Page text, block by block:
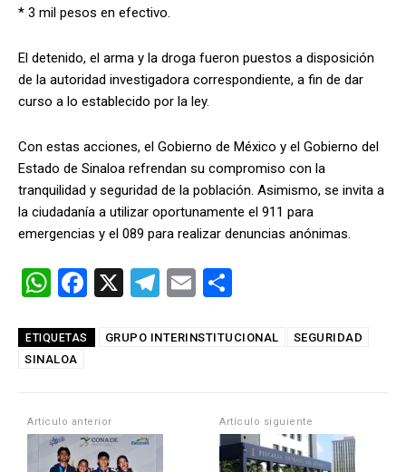
* 3 mil pesos en efectivo.
El detenido, el arma y la droga fueron puestos a disposición
de la autoridad investigadora correspondiente, a fin de dar
curso a lo establecido por la ley.
Con estas acciones, el Gobierno de México y el Gobierno del
Estado de Sinaloa refrendan su compromiso con la
tranquilidad y seguridad de la población. Asimismo, se invita a
la ciudadanía a utilizar oportunamente el 911 para
emergencias y el 089 para realizar denuncias anónimas.
W
at
s
p
p
F
ce
o
k
X
T
e
m
E
ail m
tir
ETIQUETAS GRUPO INTERINSTITUCIONAL
SEGURIDAD
SINALOA
Artículo anterior Artículo siguiente